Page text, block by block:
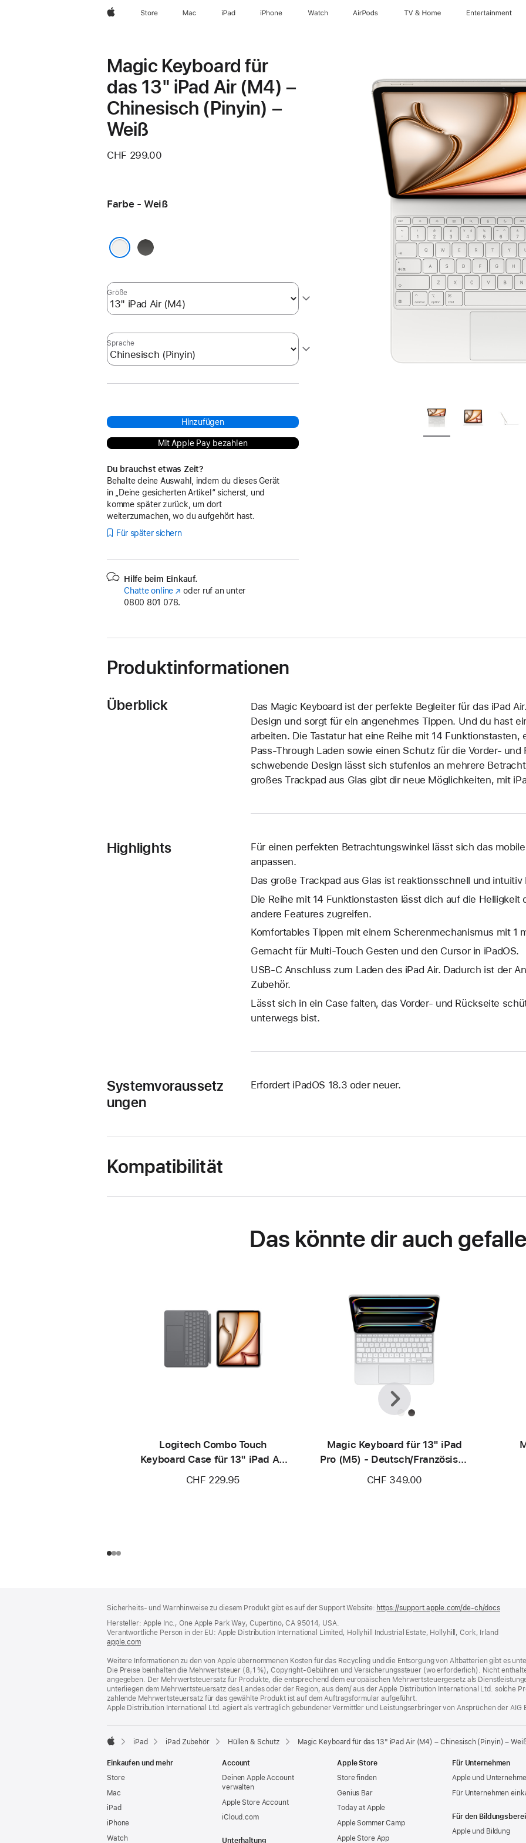
Apple Store Mac iPad iPhone Watch AirPods TV & Home Entertainment
Magic Keyboard für
das 13" iPad Air (M4) –
Chinesisch (Pinyin) –
Weiß
CHF 299.00
Farbe - Weiß
Schwarz
Größe
Sprache
Hinzufügen
Mit Apple Pay bezahlen
Du brauchst etwas Zeit?
Behalte deine Auswahl, indem du dieses Gerät
in „Deine gesicherten Artikel“ sicherst, und
komme später zurück, um dort
weiterzumachen, wo du aufgehört hast.
Für später sichern
Hilfe beim Einkauf.
Chatte online (Öffnet
ein
oder ruf an unter
0800 801 078.
Produktinformationen
Überblick
Das Magic Keyboard ist der perfekte Begleiter für das iPad
Design und sorgt für ein angenehmes Tippen. Und du hast
arbeiten. Die Tastatur hat eine Reihe mit 14 Funktions­tasten,
Pass‑Through Laden sowie einen Schutz für die Vorder‑
schwebende Design lässt sich stufenlos an mehrere
großes Trackpad aus Glas gibt dir neue Möglichkeiten, mit
Highlights
Für einen perfekten Betrachtungs­winkel lässt sich das
anpassen.
Das große Trackpad aus Glas ist reaktions­schnell und intuitiv
Die Reihe mit 14 Funktions­tasten lässt dich auf die Helligkeit
andere Features zugreifen.
Komfortables Tippen mit einem Scheren­mechanismus mit 1
Gemacht für Multi-Touch Gesten und den Cursor in iPadOS.
USB‑C Anschluss zum Laden des iPad Air. Dadurch ist der
Zubehör.
Lässt sich in ein Case falten, das Vorder‑ und Rückseite
unterwegs bist.
Systemvoraussetz
ungen
Erfordert iPadOS 18.3 oder neuer.
Kompatibilität
Das könnte dir auch
Logitech Combo Touch
Keyboard Case für 13" iPad Air
(M4)
CHF 229.95
Magic Keyboard für 13" iPad
Pro (M5) - Deutsch/Französisch
(Schweiz) - Weiß
CHF 349.00
Zurück
Weiter
Sicherheits- und Warnhinweise zu diesem Produkt gibt es auf der Support Website: https://support.apple.com/de-ch/docs(öffnet
Hersteller: Apple Inc., One Apple Park Way, Cupertino, CA 95014, USA.
Verantwortliche Person in der EU: Apple Distribution International Limited, Hollyhill Industrial Estate, Hollyhill, Cork, Irland
apple.com(öffnet
neues
Fenster)
Weitere Informationen zu den von Apple übernommenen Kosten für das Recycling und die Entsorgung von Altbatterien gibt es
Die Preise beinhalten die Mehrwertsteuer (8,1 %), Copyright-Gebühren und Versicherungssteuer (wo erforderlich). Nicht
angegeben. Der Mehrwertsteuersatz für Produkte, die entsprechend dem europäischen Mehrwertsteuergesetz als
unterliegen dem Mehrwertsteuersatz des Landes oder der Region, aus dem/ aus der Apple Distribution International Ltd. solche
zahlende Mehrwertsteuersatz für das gewählte Produkt ist auf dem Auftragsformular aufgeführt.
Apple Distribution International Ltd. agiert als vertraglich gebundener Vermittler und Leistungserbringer von Ansprüchen der AIG
iPad iPad Zubehör Hüllen & Schutz Magic Keyboard für das 13" iPad Air (M4) – Chinesisch (Pinyin) –
Einkaufen und mehr
Store
Mac
iPad
iPhone
Watch
Account
Deinen Apple Account
verwalten
Apple Store Account
iCloud.com
Unterhaltung
Apple Store
Store finden
Genius Bar
Today at Apple
Apple Sommer Camp
Apple Store App
Für Unternehmen
Apple und
Für Unternehmen
Für den
Apple und Bildung